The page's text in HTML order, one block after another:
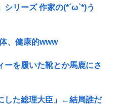
シリーズ 作家の(*´ω`*)う
、健康的www
ーを履いた靴とか馬鹿にさ
した総理大臣」←結局誰だ